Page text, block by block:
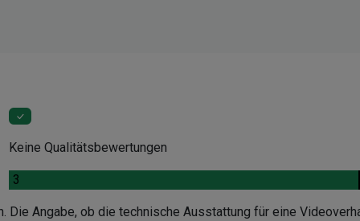
Keine Qualitätsbewertungen
3
Angabe, ob die technische Ausstattung für eine